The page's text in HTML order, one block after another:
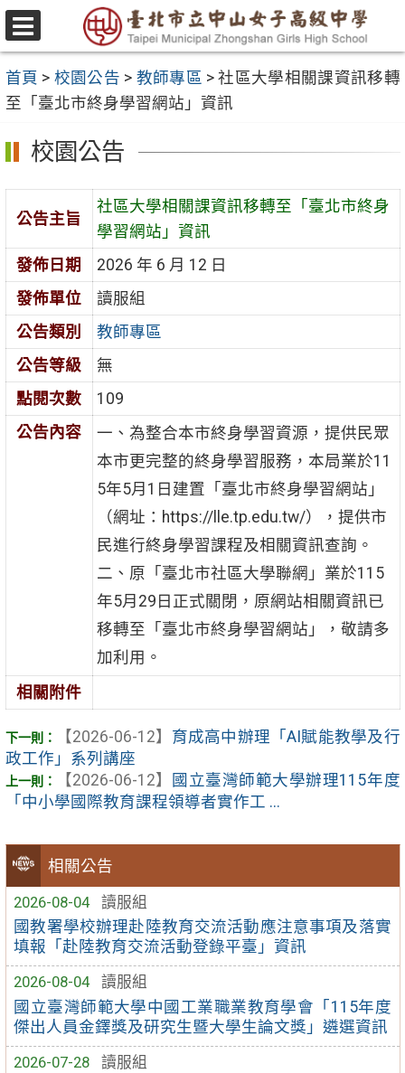
跳
至
要
內
容
區
選
單
首頁 > 校園公告 > 教師專區 >社區大學相關課資訊移轉
至「臺北市終身學習網站」資訊
相關公告
2026-08-04
讀服組
國教署學校辦理赴陸教育交流活動應注意事項及落實
填報「赴陸教育交流活動登錄平臺」資訊
2026-08-04
讀服組
國立臺灣師範大學中國工業職業教育學會「115年度
傑出人員金鐸獎及研究生暨大學生論文獎」遴選資訊
2026-07-28
讀服組
校園公告
公告主旨
社區大學相關課資訊移轉至「臺北市終身
學習網站」資訊
發佈日期
2026 年 6 月 12 日
發佈單位
讀服組
公告類別
教師專區
公告等級
無
點閱次數
109
公告內容
一、為整合本市終身學習資源，提供民眾
本市更完整的終身學習服務，本局業於11
5年5月1日建置「臺北市終身學習網站」
（網址：https://lle.tp.edu.tw/），提供市
民進行終身學習課程及相關資訊查詢。
二、原「臺北市社區大學聯網」業於115
年5月29日正式關閉，原網站相關資訊已
移轉至「臺北市終身學習網站」，敬請多
加利用。
相關附件
【2026-06-12】 育成高中辦理「AI賦能教學及行
政工作」系列講座
【2026-06-12】
國立臺灣師範大學辦理115年度
「中小學國際教育課程領導者實作工 ...